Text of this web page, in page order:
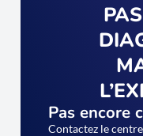
Pas encore
Contactez le